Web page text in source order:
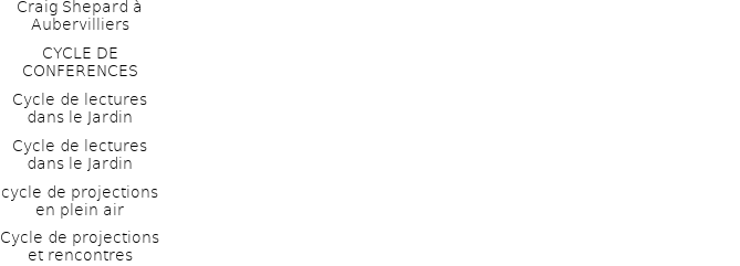
Craig Shepard à
Aubervilliers
CYCLE DE
CONFERENCES
Cycle de lectures
dans le Jardin
Cycle de lectures
dans le Jardin
cycle de projections
en plein air
Cycle de projections
et rencontres